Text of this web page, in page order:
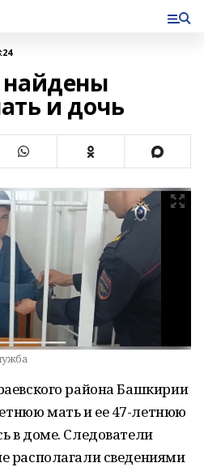
и дочь
района Башкирии
мать и ее 47-летнюю
в доме. Следователи
располагали сведениями